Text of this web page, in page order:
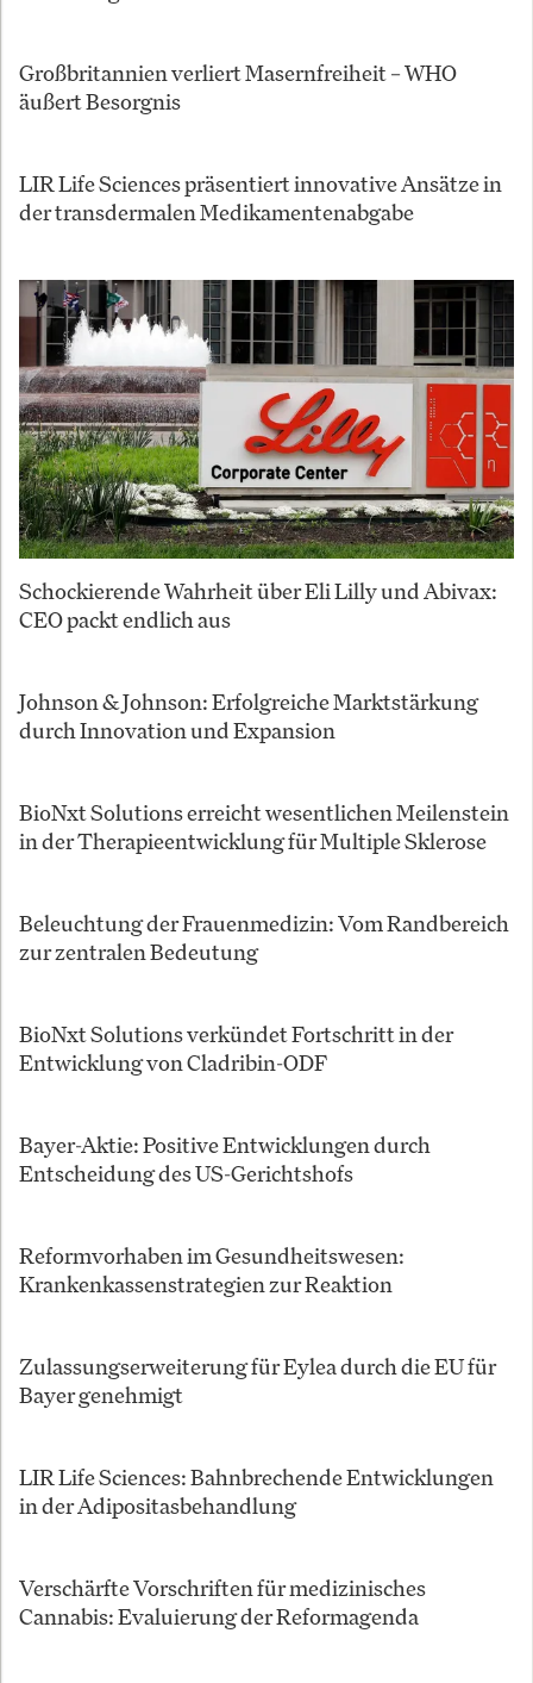
Großbritannien verliert Masernfreiheit – WHO
äußert Besorgnis
LIR Life Sciences präsentiert innovative Ansätze in
der transdermalen Medikamentenabgabe
Schockierende Wahrheit über Eli Lilly und Abivax:
CEO packt endlich aus
Johnson & Johnson: Erfolgreiche Marktstärkung
durch Innovation und Expansion
BioNxt Solutions erreicht wesentlichen Meilenstein
in der Therapieentwicklung für Multiple Sklerose
Beleuchtung der Frauenmedizin: Vom Randbereich
zur zentralen Bedeutung
BioNxt Solutions verkündet Fortschritt in der
Entwicklung von Cladribin-ODF
Bayer-Aktie: Positive Entwicklungen durch
Entscheidung des US-Gerichtshofs
Reformvorhaben im Gesundheitswesen:
Krankenkassenstrategien zur Reaktion
Zulassungserweiterung für Eylea durch die EU für
Bayer genehmigt
LIR Life Sciences: Bahnbrechende Entwicklungen
in der Adipositasbehandlung
Verschärfte Vorschriften für medizinisches
Cannabis: Evaluierung der Reformagenda